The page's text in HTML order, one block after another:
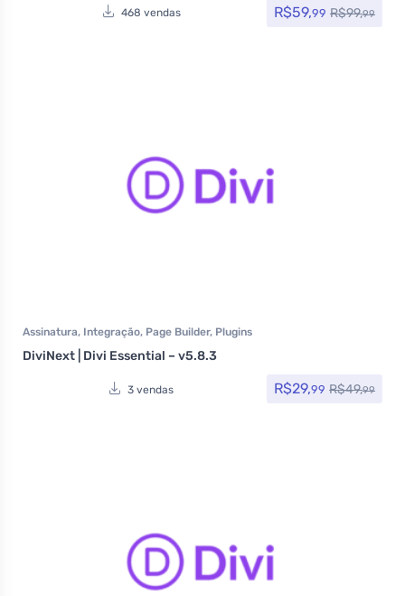
468 vendas R$59,99 R$99,99
Assinatura, Integração, Page Builder, Plugins
DiviNext | Divi Essential – v5.8.3
3 vendas R$29,99 R$49,99